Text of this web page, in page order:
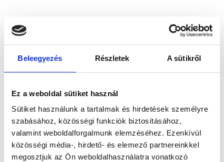
Beleegyezés Részletek A sütikről
Ez a weboldal sütiket használ
Sütiket használunk a tartalmak és hirdetések személyre
szabásához, közösségi funkciók biztosításához,
valamint weboldalforgalmunk elemzéséhez. Ezenkívül
közösségi média-, hirdető- és elemező partnereinkkel
megosztjuk az Ön weboldalhasználatra vonatkozó
Boragó Bt.
7100 Szekszárd, Bródy köz 25.
magánorvosokhoz most!
Válassz szakterületet